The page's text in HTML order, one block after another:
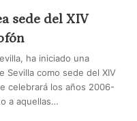
sede del XIV
ha iniciado una
Sevilla como sede del XIV
celebrará los años 2006-
a aquellas…